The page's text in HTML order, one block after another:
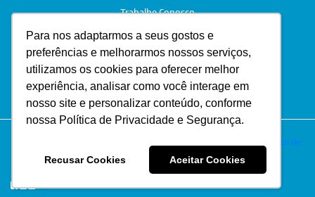
Para nos adaptarmos a seus gostos e
preferências e melhorarmos nossos serviços,
utilizamos os cookies para oferecer melhor
experiência, analisar como você interage em
nosso site e personalizar conteúdo, conforme
nossa Política de Privacidade e Segurança.
Recusar Cookies Aceitar Cookies
Trabalhe Conosco
Política de
Privacidade e Termos de Uso
Desenvolvido por: